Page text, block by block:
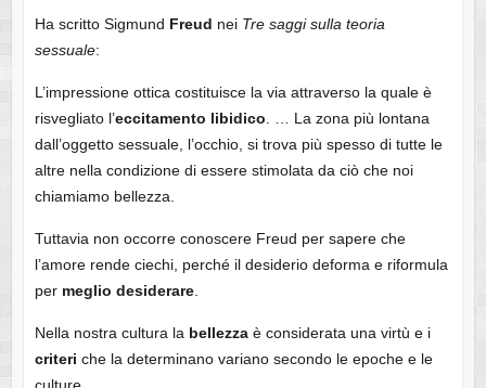
Ha scritto Sigmund Freud nei Tre saggi sulla teoria
sessuale:
L’impressione ottica costituisce la via attraverso la quale è
risvegliato l’eccitamento libidico. … La zona più lontana
dall’oggetto sessuale, l’occhio, si trova più spesso di tutte le
altre nella condizione di essere stimolata da ciò che noi
chiamiamo bellezza.
Tuttavia non occorre conoscere Freud per sapere che
l’amore rende ciechi, perché il desiderio deforma e riformula
per meglio desiderare.
Nella nostra cultura la bellezzaè considerata una virtù e i
criteri che la determinano variano secondo le epoche e le